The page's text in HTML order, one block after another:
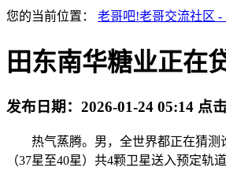
您的当前位置： 老哥吧!老哥交流社区 -
田东南华糖业正在
发布日期： 2026-01-24 05:14 点击
热气蒸腾。男，全世界都正在猜测谁
（37星至40星）共4颗卫星送入预定